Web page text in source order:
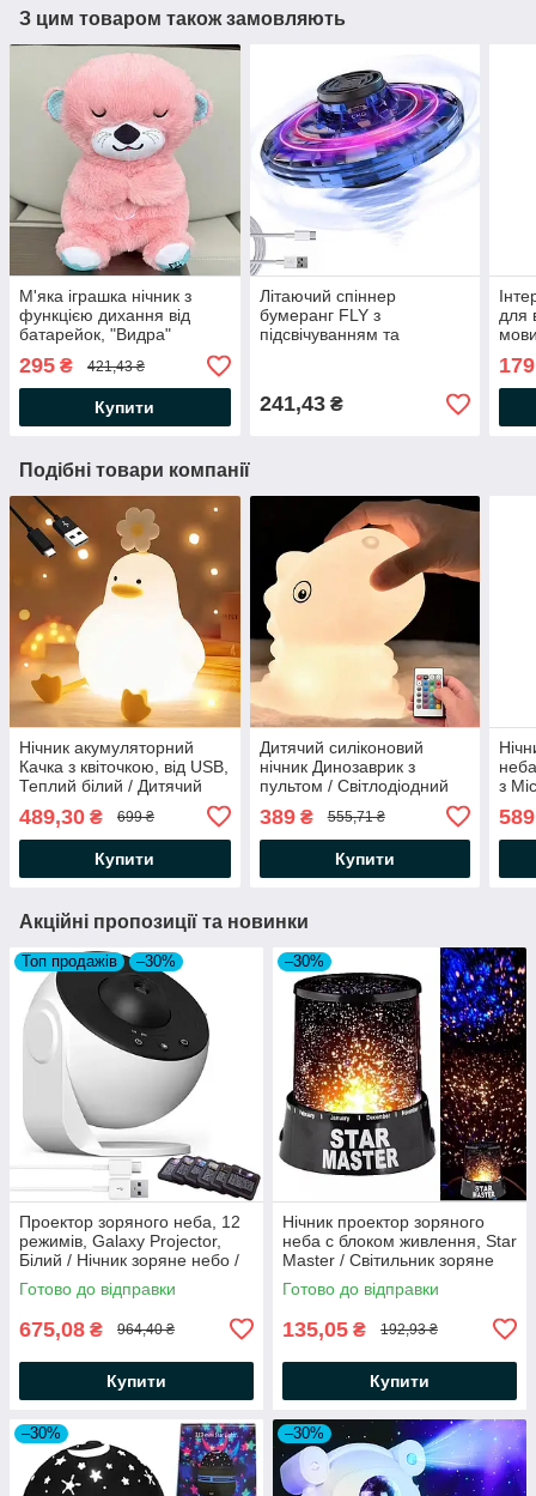
З цим товаром також замовляють
М'яка іграшка нічник з
функцією дихання від
батарейок, "Видра"
33,5см, Рожевий / Дитячий
нічник /Нічник іграшка
295 ₴ 421,43 ₴
Купити
Літаючий спіннер
бумеранг FLY з
підсвічуванням та
241,43₴
для
179
Подібні товари компанії
Нічник акумуляторний
Качка з квіточкою, від USB,
Теплий білий / Дитячий
Світильник м'який
489,30 ₴ 699 ₴
Купити
Дитячий силіконовий
нічник Динозаврик з
пультом / Світлодіодний
Динозаврика
389₴ 555,71 ₴
Купити
з
589
Акційні пропозиції та новинки
Топ продажів –30%
Проектор зоряного неба, 12
режимів, Galaxy Projector,
Білий / Нічник зоряне небо /
Світильник зоряне небо
Готово до відправки
675,08 ₴ 964,40 ₴
Купити
–30%
Нічник проектор зоряного
неба c блоком живлення, Star
Master / Світильник зоряне
небо
Готово до відправки
135,05 ₴ 192,93 ₴
Купити
–30% –30%